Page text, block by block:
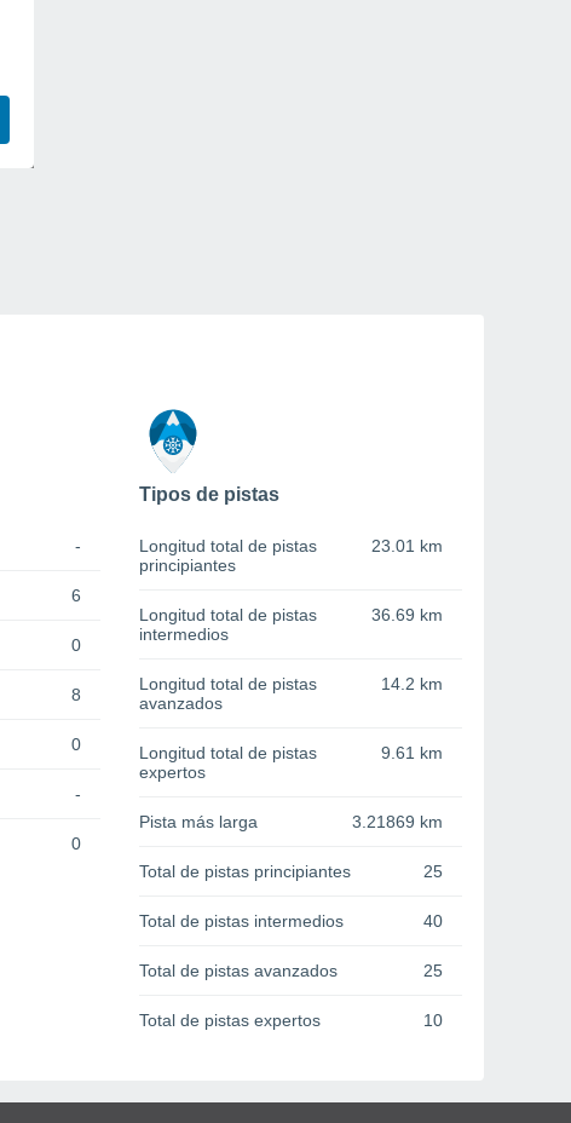
-
6
0
8
0
-
0
Tipos de pistas
Longitud total de pistas
principiantes
23.01 km
Longitud total de pistas
intermedios
36.69 km
Longitud total de pistas
avanzados
14.2 km
Longitud total de pistas
expertos
9.61 km
Pista más larga 3.21869 km
Total de pistas principiantes 25
Total de pistas intermedios 40
Total de pistas avanzados 25
Total de pistas expertos 10